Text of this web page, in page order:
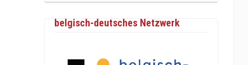
belgisch-deutsches Netzwerk